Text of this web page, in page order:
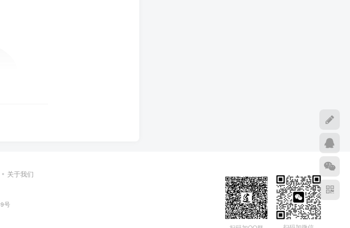
关于我们
号